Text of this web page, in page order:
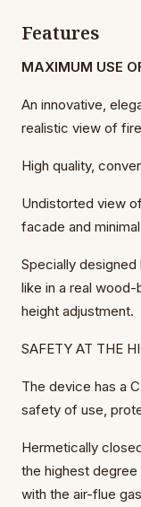
Features
MAXIMUM USE
An innovative,
realistic view of
High quality,
Undistorted view
facade and
Specially
like in a real
height adjustment.
SAFETY AT THE
The device has a
safety of use,
Hermetically
the highest
with the air-flue